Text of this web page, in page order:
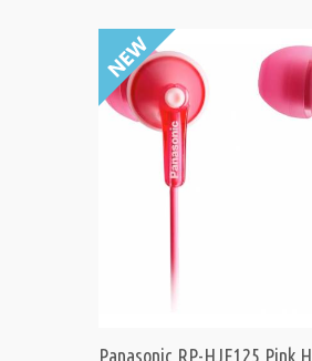
Panasonic RP-HJE125 Pink